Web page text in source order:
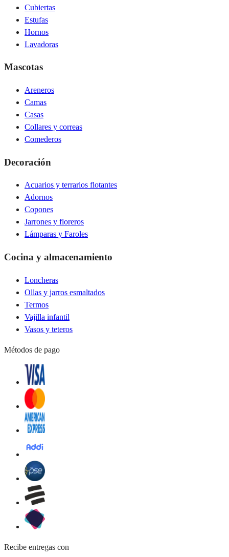
Cubiertas
Estufas
Hornos
Lavadoras
Mascotas
Areneros
Camas
Casas
Collares y correas
Comederos
Decoración
Acuarios y terrarios flotantes
Adornos
Copones
Jarrones y floreros
Lámparas y Faroles
Cocina y almacenamiento
Loncheras
Ollas y jarros esmaltados
Termos
Vajilla infantil
Vasos y teteros
Métodos de pago
Recibe entregas con